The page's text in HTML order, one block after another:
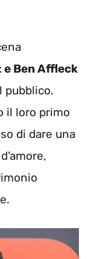
Ben Affleck
pubblico.
il loro primo
di dare una